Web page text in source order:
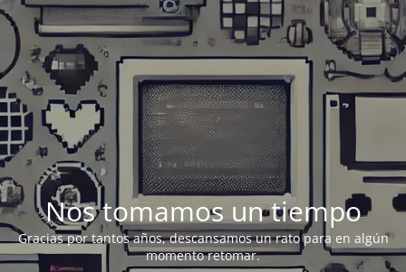
Nos tomamos un tiempo
Gracias por tantos años, descansamos un rato para en algún
momento retomar.